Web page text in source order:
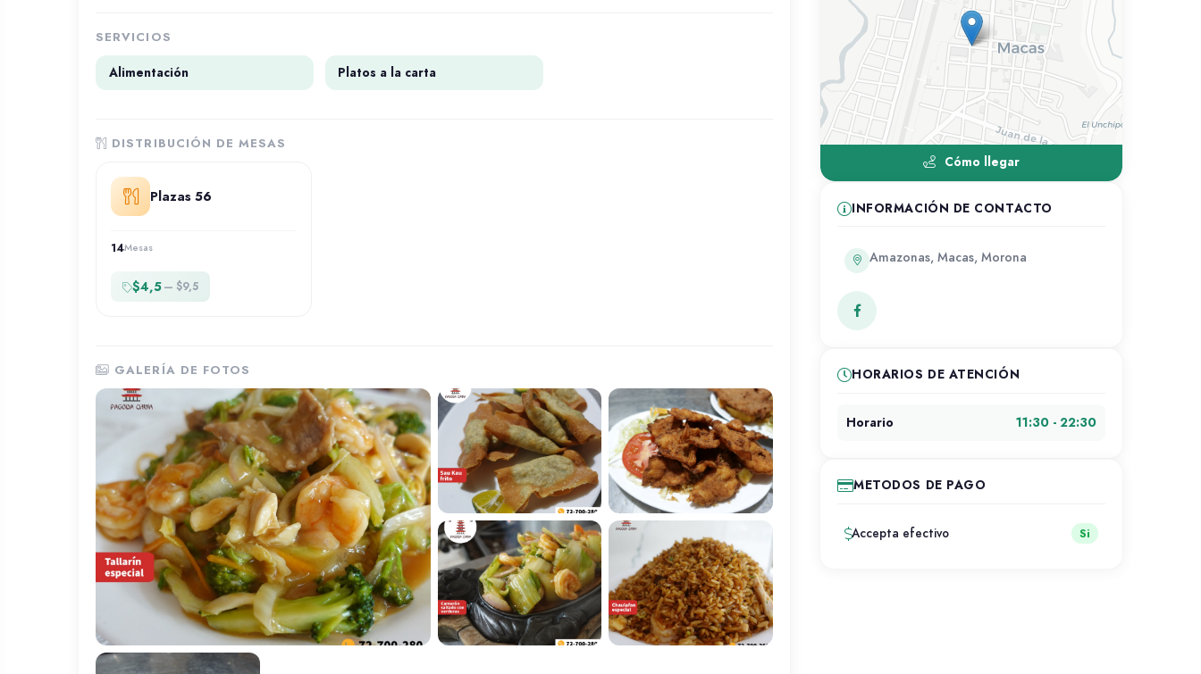
SERVICIOS
Alimentación Platos a la carta
DISTRIBUCIÓN DE MESAS
Plazas 56
14Mesas
$4,5— $9,5
GALERÍA DE FOTOS
Cómo llegar
INFORMACIÓN DE CONTACTO
Amazonas, Macas, Morona
HORARIOS DE ATENCIÓN
Horario 11:30 - 22:30
METODOS DE PAGO
Accepta efectivo Si